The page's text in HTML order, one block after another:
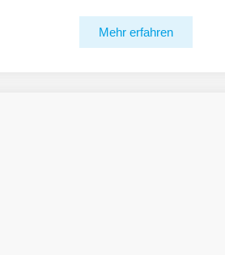
Mehr erfahren